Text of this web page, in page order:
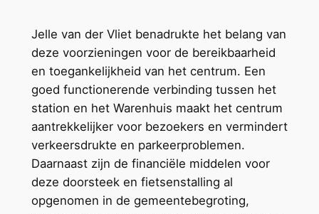
Jelle van der Vliet benadrukte het belang van
deze voorzieningen voor de bereikbaarheid
en toegankelijkheid van het centrum. Een
goed functionerende verbinding tussen het
station en het Warenhuis maakt het centrum
aantrekkelijker voor bezoekers en vermindert
verkeersdrukte en parkeerproblemen.
Daarnaast zijn de financiële middelen voor
deze doorsteek en fietsenstalling al
opgenomen in de gemeentebegroting,